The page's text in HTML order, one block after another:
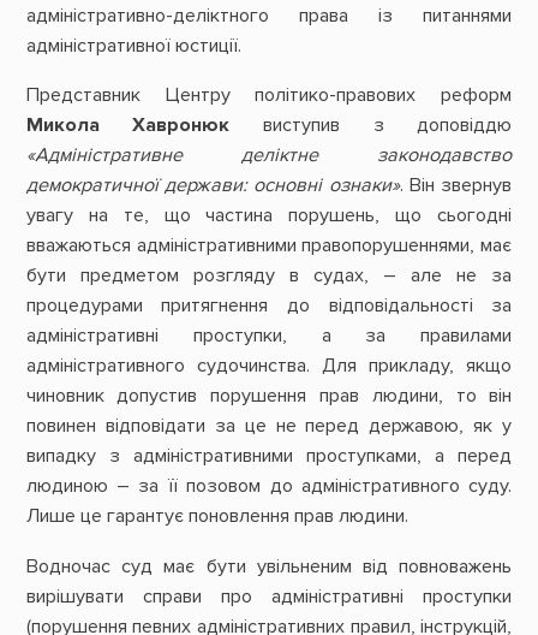
адміністративно-деліктного права із питаннями
адміністративної юстиції.
Представник Центру політико-правових реформ
Микола Хавронюк виступив з доповіддю
«Адміністративне деліктне законодавство
демократичної держави: основні ознаки». Він звернув
увагу на те, що частина порушень, що сьогодні
вважаються адміністративними правопорушеннями, має
бути предметом розгляду в судах, – але не за
процедурами притягнення до відповідальності за
адміністративні проступки, а за правилами
адміністративного судочинства. Для прикладу, якщо
чиновник допустив порушення прав людини, то він
повинен відповідати за це не перед державою, як у
випадку з адміністративними проступками, а перед
людиною – за її позовом до адміністративного суду.
Лише це гарантує поновлення прав людини.
Водночас суд має бути увільненим від повноважень
вирішувати справи про адміністративні проступки
(порушення певних адміністративних правил, інструкцій,